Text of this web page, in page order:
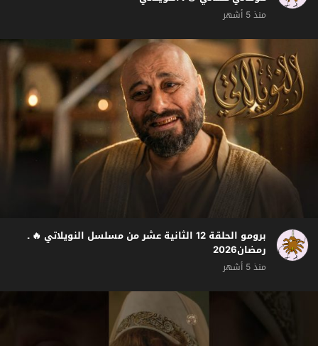
منذ 5 أشهر
برومو الحلقة 12 الثانية عشر من مسلسل النويلاتي 🔥 ـ
رمضان2026
منذ 5 أشهر